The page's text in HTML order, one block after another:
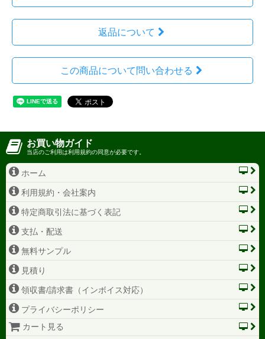
返品について
この商品について問い合わせる
お買い物ガイド
当店のご利用は利用規約の同意が必要です。
ホーム
利用規約・会社案内
特定商取引法に基づく表記
支払・配送
無料サンプル
見積り
領収書/請求書（インボイス対応）
プライバシーポリシー
カート見る